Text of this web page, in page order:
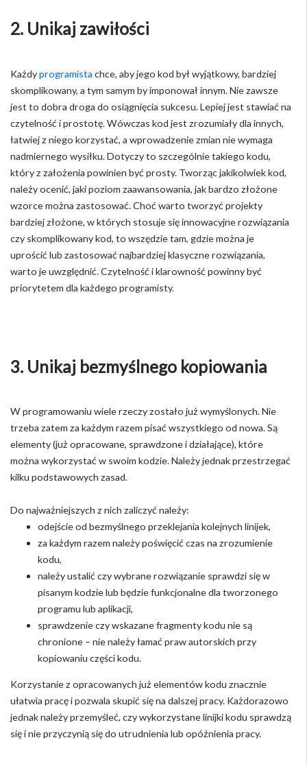
2. Unikaj zawiłości
Każdyprogramista chce, aby jego kod był wyjątkowy, bardziej
skomplikowany, a tym samym by imponował innym. Nie zawsze
jest to dobra droga do osiągnięcia sukcesu. Lepiej jest stawiać na
czytelność i prostotę. Wówczas kod jest zrozumiały dla innych,
łatwiej z niego korzystać, a wprowadzenie zmian nie wymaga
nadmiernego wysiłku. Dotyczy to szczególnie takiego kodu,
który z założenia powinien być prosty. Tworząc jakikolwiek kod,
należy ocenić, jaki poziom zaawansowania, jak bardzo złożone
wzorce można zastosować. Choć warto tworzyć projekty
bardziej złożone, w których stosuje się innowacyjne rozwiązania
czy skomplikowany kod, to wszędzie tam, gdzie można je
uprościć lub zastosować najbardziej klasyczne rozwiązania,
warto je uwzględnić. Czytelność i klarowność powinny być
priorytetem dla każdego programisty.
3. Unikaj bezmyślnego kopiowania
W programowaniu wiele rzeczy zostało już wymyślonych. Nie
trzeba zatem za każdym razem pisać wszystkiego od nowa. Są
elementy (już opracowane, sprawdzone i działające), które
można wykorzystać w swoim kodzie. Należy jednak przestrzegać
kilku podstawowych zasad.
Do najważniejszych z nich zaliczyć należy:
odejście od bezmyślnego przeklejania kolejnych linijek,
za każdym razem należy poświęcić czas na zrozumienie
kodu,
należy ustalić czy wybrane rozwiązanie sprawdzi się w
pisanym kodzie lub będzie funkcjonalne dla tworzonego
programu lub aplikacji,
sprawdzenie czy wskazane fragmenty kodu nie są
chronione – nie należy łamać praw autorskich przy
kopiowaniu części kodu.
Korzystanie z opracowanych już elementów kodu znacznie
ułatwia pracę i pozwala skupić się na dalszej pracy. Każdorazowo
jednak należy przemyśleć, czy wykorzystane linijki kodu sprawdzą
się i nie przyczynią się do utrudnienia lub opóźnienia pracy.